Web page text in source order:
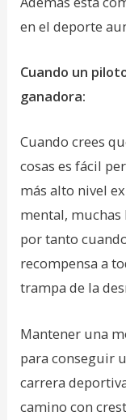
en el deporte
Cuando un
ganadora:
Cuando crees
cosas es fácil
más alto nivel
mental, muchas
por tanto
recompensa a
trampa de la
Mantener una
para conseguir
carrera
camino con